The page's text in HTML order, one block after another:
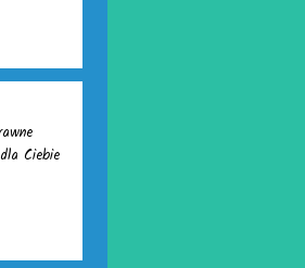
Ciebie